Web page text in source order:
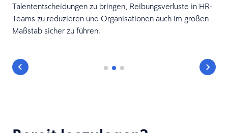
Talententscheidungen zu bringen, Reibungsverluste in HR-
Teams zu reduzieren und Organisationen auch im großen
Maßstab sicher zu führen.